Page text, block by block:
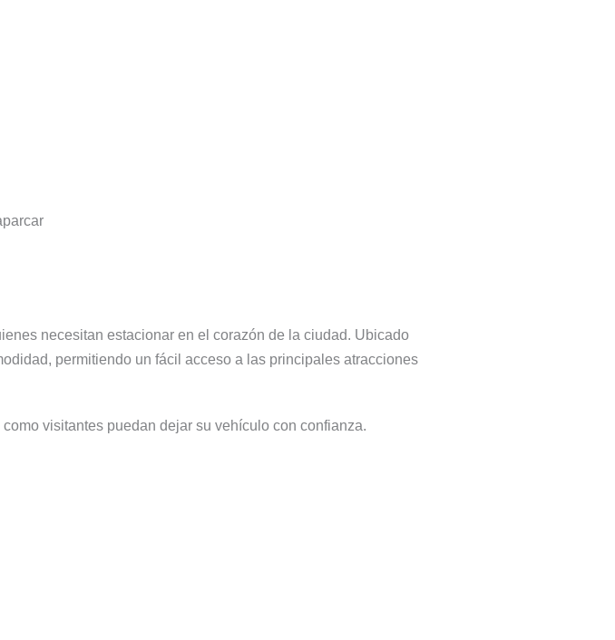
necesitan estacionar en el corazón de la ciudad. Ubicado
permitiendo un fácil acceso a las principales atracciones
visitantes puedan dejar su vehículo con confianza.